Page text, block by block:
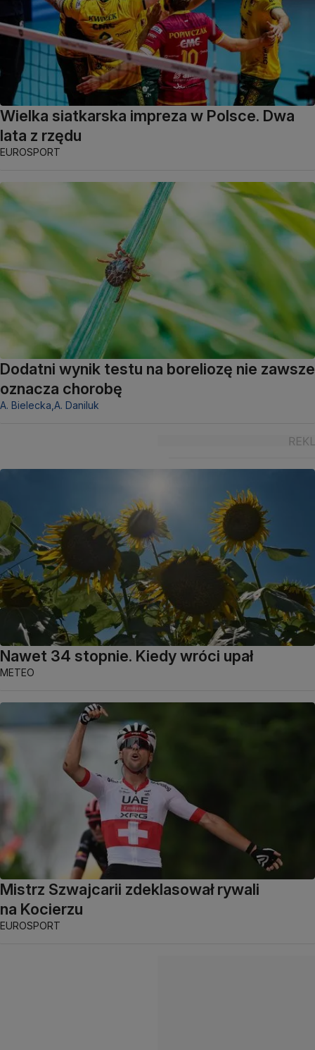
Wielka siatkarska impreza w Polsce. Dwa
lata z rzędu
EUROSPORT
Dodatni wynik testu na boreliozę nie zawsze
oznacza chorobę
A. Bielecka, A. Daniluk
Nawet 34 stopnie. Kiedy wróci upał
METEO
Mistrz Szwajcarii zdeklasował rywali
na Kocierzu
EUROSPORT